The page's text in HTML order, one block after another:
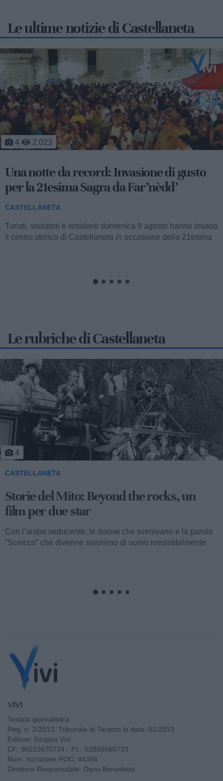
Le ultime notizie di Castellaneta
1 1.180
Il mattino dopo l'inferno: fiamme a
ridosso delle case, 7 ore di battaglia
contro il fuoco
CASTELLANETA
Proseguono anche stamane le operazioni di spegnimento e
Le rubriche di Castellaneta
5
CASTELLANETA
Storie del Mito: Uno sceicco esuberante
Valentino fu consacrato attore internazionale, come abbiamo
visto, con il film “I quattro cavalieri dell’Apocalisse”. Così
cominciava...
VIVI
Testata giornalistica
Reg. n. 2/2013, Tribunale di Taranto in data: 01/2013
Editore: Gruppo Vivi
CF: 90210670734 - P.I.: 02985660733
Num. Iscrizione ROC: 44396
Direttore Responsabile: Dario Benedetto